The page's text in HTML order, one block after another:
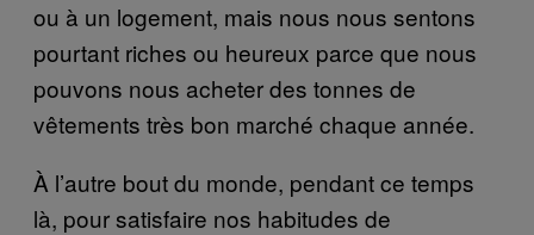
ou à un logement, mais nous nous sentons
pourtant riches ou heureux parce que nous
pouvons nous acheter des tonnes de
vêtements très bon marché chaque année.
À l’autre bout du monde, pendant ce temps
là, pour satisfaire nos habitudes de